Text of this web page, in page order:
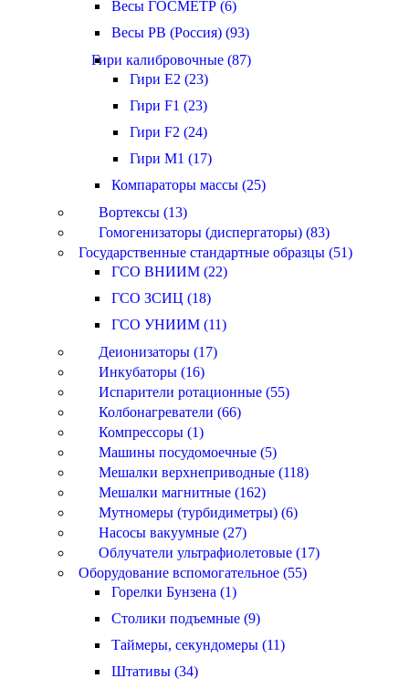
Весы ГОСМЕТР (6)
Весы РВ (Россия) (93)
Гири калибровочные (87)
Гири E2 (23)
Гири F1 (23)
Гири F2 (24)
Гири M1 (17)
Компараторы массы (25)
Вортексы (13)
Гомогенизаторы (диспергаторы) (83)
Государственные стандартные образцы (51)
ГСО ВНИИМ (22)
ГСО ЗСИЦ (18)
ГСО УНИИМ (11)
Деионизаторы (17)
Инкубаторы (16)
Испарители ротационные (55)
Колбонагреватели (66)
Компрессоры (1)
Машины посудомоечные (5)
Мешалки верхнеприводные (118)
Мешалки магнитные (162)
Мутномеры (турбидиметры) (6)
Насосы вакуумные (27)
Облучатели ультрафиолетовые (17)
Оборудование вспомогательное (55)
Горелки Бунзена (1)
Столики подъемные (9)
Таймеры, секундомеры (11)
Штативы (34)